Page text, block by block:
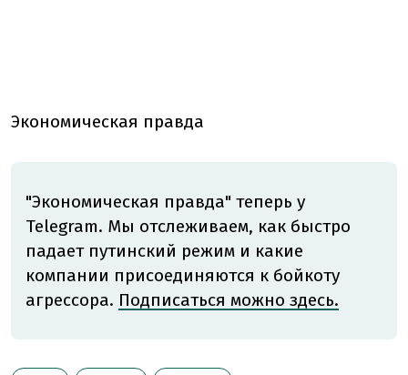
Экономическая правда
"Экономическая правда" теперь у
Telegram. Мы отслеживаем, как быстро
падает путинский режим и какие
компании присоединяются к бойкоту
агрессора. Подписаться можно здесь.